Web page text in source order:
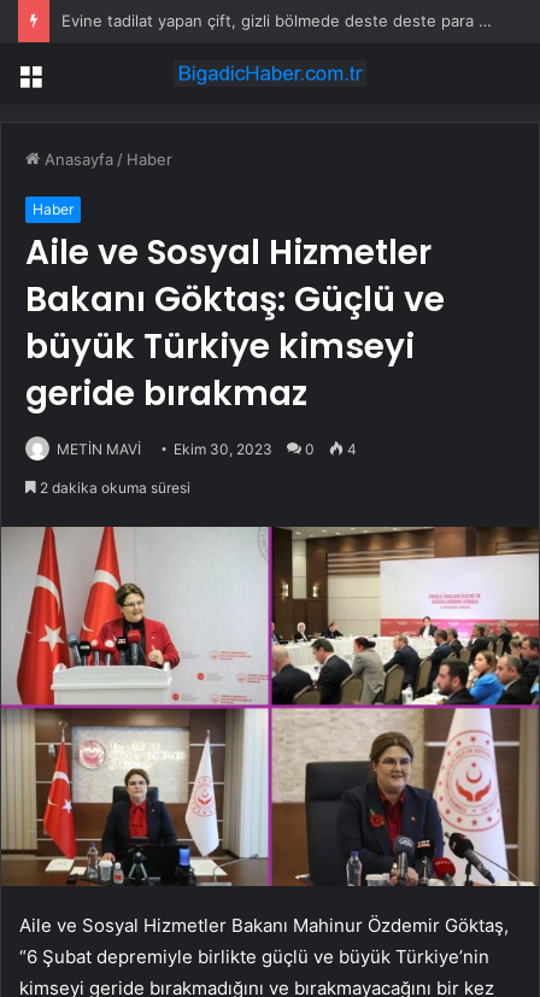
Evine tadilat yapan çift, gizli bölmede deste deste para buldu
Menü
Anasayfa / Haber
Haber
Aile ve Sosyal Hizmetler
Bakanı Göktaş: Güçlü ve
büyük Türkiye kimseyi
geride bırakmaz
METİN MAVİ Ekim 30, 2023 0 4
2 dakika okuma süresi
Aile ve Sosyal Hizmetler Bakanı Mahinur Özdemir Göktaş,
“6 Şubat depremiyle birlikte güçlü ve büyük Türkiye’nin
kimseyi geride bırakmadığını ve bırakmayacağını bir kez